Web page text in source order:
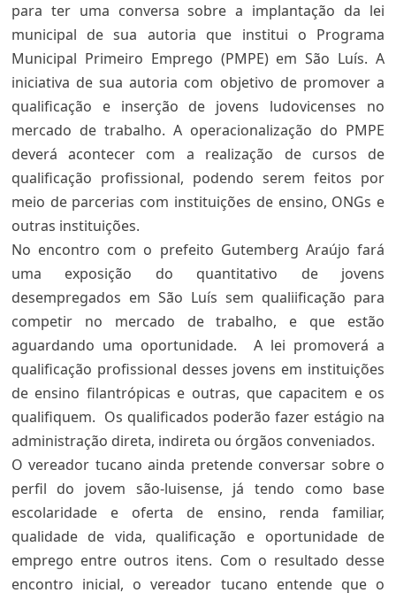
para ter uma conversa sobre a implantação da lei
municipal de sua autoria que institui o Programa
Municipal Primeiro Emprego (PMPE) em São Luís. A
iniciativa de sua autoria com objetivo de promover a
qualificação e inserção de jovens ludovicenses no
mercado de trabalho. A operacionalização do PMPE
deverá acontecer com a realização de cursos de
qualificação profissional, podendo serem feitos por
meio de parcerias com instituições de ensino, ONGs e
outras instituições.
No encontro com o prefeito Gutemberg Araújo fará
uma exposição do quantitativo de jovens
desempregados em São Luís sem qualiificação para
competir no mercado de trabalho, e que estão
aguardando uma oportunidade. A lei promoverá a
qualificação profissional desses jovens em instituições
de ensino filantrópicas e outras, que capacitem e os
qualifiquem. Os qualificados poderão fazer estágio na
administração direta, indireta ou órgãos conveniados.
O vereador tucano ainda pretende conversar sobre o
perfil do jovem são-luisense, já tendo como base
escolaridade e oferta de ensino, renda familiar,
qualidade de vida, qualificação e oportunidade de
emprego entre outros itens. Com o resultado desse
encontro inicial, o vereador tucano entende que o